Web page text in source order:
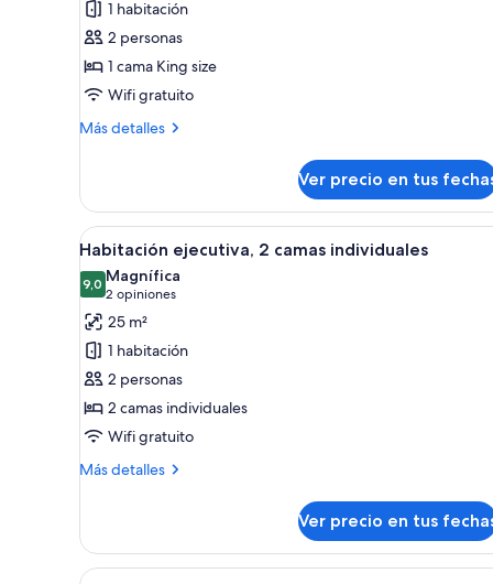
Habitación
clásica,
1
cama
King
1 habitación
2 personas
1 cama King size
Wifi gratuito
Más detalles
Más
clásica,
cama
King
size
Ver precio en tus
Ver
todas
las
fotos
de
Habitación
ejecutiva,
2
camas
individuales
Una habitación de hotel con
8
Habitación ejecutiva, 2 camas individuales
9,09,0 de 10
Magnífica
2 opiniones
(2
opiniones)
25 m²
1 habitación
2 personas
2 camas individuales
Wifi gratuito
Más detalles
Más
ejecutiva,
Ver precio en tus
Ver
Habitación de hotel con una